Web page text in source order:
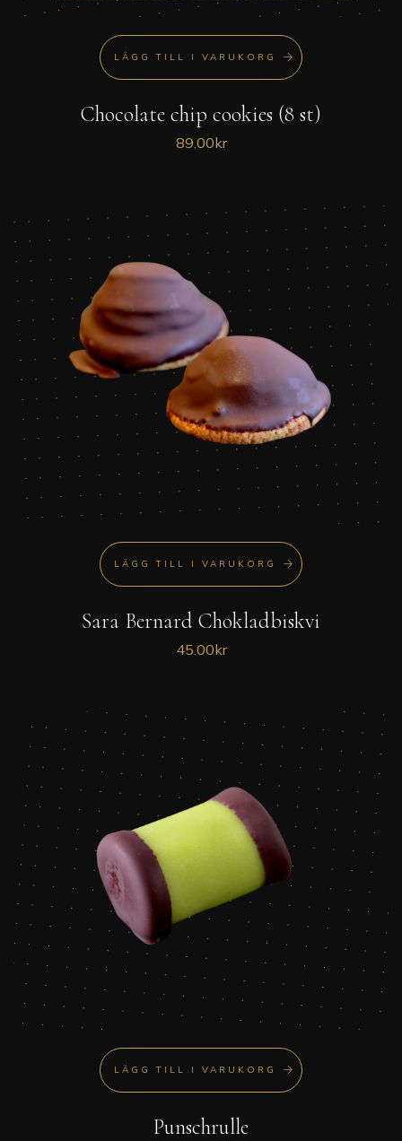
LÄGG TILL I VARUKORG
Chocolate chip cookies (8 st)
89.00kr
LÄGG TILL I VARUKORG
Sara Bernard Chokladbiskvi
45.00kr
LÄGG TILL I VARUKORG
Punschrulle